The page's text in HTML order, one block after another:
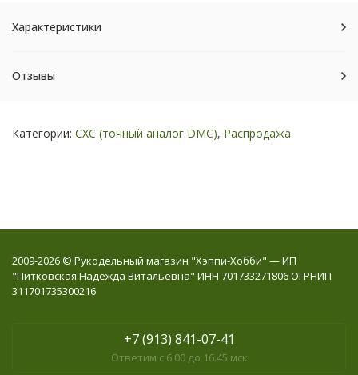
Характеристики
Отзывы
Категории: СХС (точный аналог DMC), Распродажа
2009-2026 © Рукодельный магазин "Хэппи-Хобби" — ИП
"Питковская Надежда Витальевна" ИНН 701733271806 ОГРНИП
311701735300216
+7 (913) 841-07-41
Ответим с 6.00 до 16.45 мск